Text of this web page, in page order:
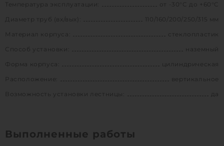
Температура эксплуатации:
от -30°C до +60°C
Диаметр труб (вх/вых):
110/160/200/250/315 мм
Материал корпуса:
стеклопластик
Способ установки:
наземный
Форма корпуса:
цилиндрическая
Расположение:
вертикальное
Возможность установки лестницы:
да
Выполненные работы